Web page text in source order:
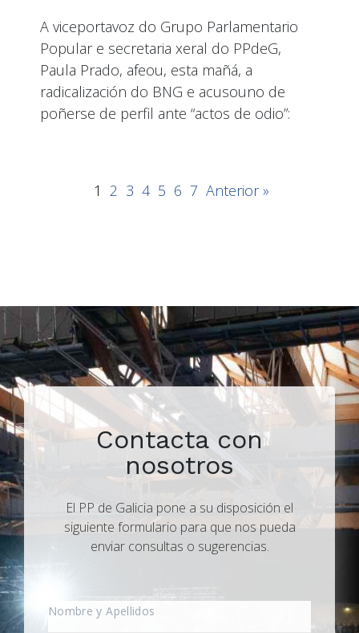
A viceportavoz do Grupo Parlamentario
Popular e secretaria xeral do PPdeG,
Paula Prado, afeou, esta mañá, a
radicalización do BNG e acusouno de
poñerse de perfil ante “actos de odio”:
1 2 3 4 5 6 7 Anterior »
Contacta con
nosotros
El PP de Galicia pone a su disposición el
siguiente formulario para que nos pueda
enviar consultas o sugerencias.